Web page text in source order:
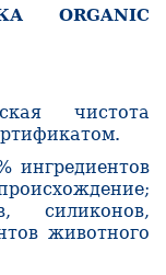
ORGANIC
чистота
ингредиентов
силиконов,
животного